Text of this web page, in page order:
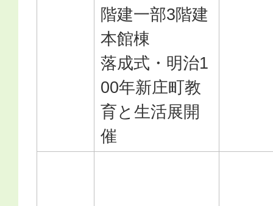
階建一部3階建
本館棟
落成式・明治1
00年新庄町教
育と生活展開
催